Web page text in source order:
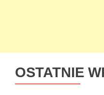
OSTATNIE